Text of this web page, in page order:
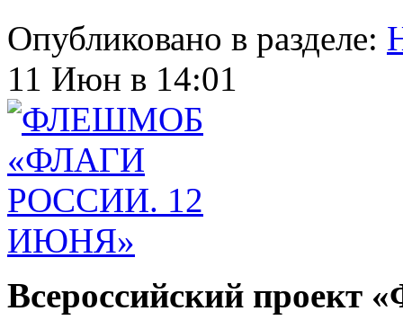
Опубликовано в разделе:
11 Июн в 14:01
Всероссийский проект